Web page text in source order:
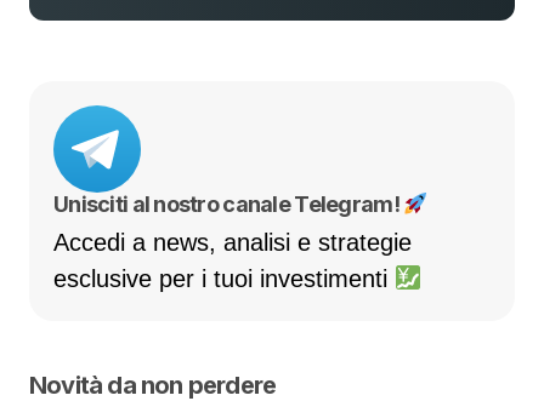
Unisciti al nostro canale Telegram!
Accedi a news, analisi e strategie
esclusive per i tuoi investimenti
Novità da non perdere